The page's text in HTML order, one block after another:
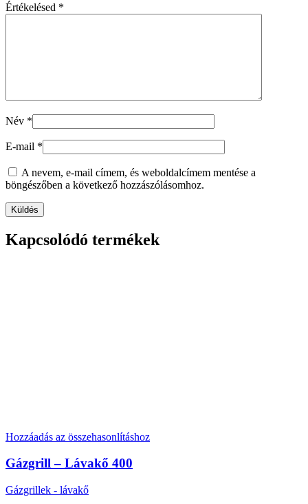
Értékelésed *
Név *
E-mail *
A nevem, e-mail címem, és weboldalcímem mentése a
böngészőben a következő hozzászólásomhoz.
Kapcsolódó termékek
Hozzáadás az összehasonlításhoz
Gázgrill – Lávakő 400
Gázgrillek - lávakő